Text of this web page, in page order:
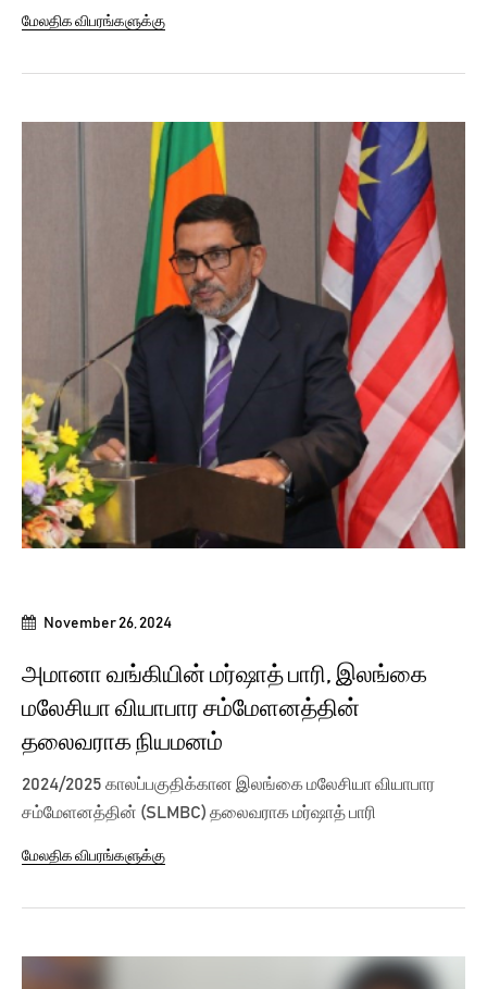
மேலதிக விபரங்களுக்கு
November 26, 2024
அமானா வங்கியின் மர்ஷாத் பாரி, இலங்கை
மலேசியா வியாபார சம்மேளனத்தின்
தலைவராக நியமனம்
2024/2025 காலப்பகுதிக்கான இலங்கை மலேசியா வியாபார
சம்மேளனத்தின் (SLMBC) தலைவராக மர்ஷாத் பாரி
மேலதிக விபரங்களுக்கு